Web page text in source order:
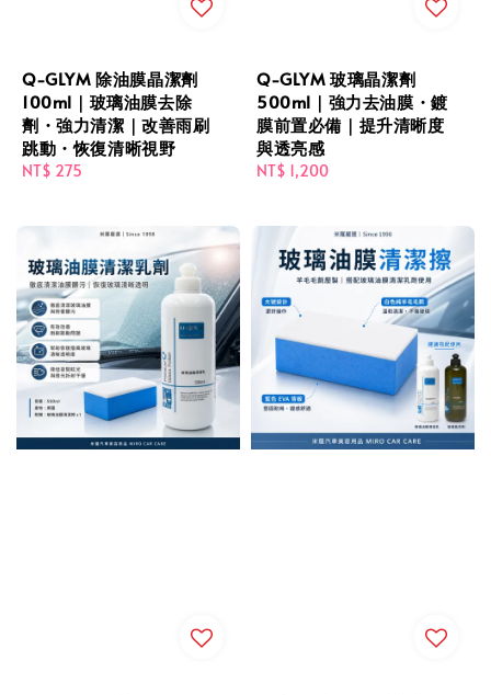
Q-GLYM 除油膜晶潔劑
100ml｜玻璃油膜去除
劑・強力清潔｜改善雨刷
跳動・恢復清晰視野
Regular
NT$ 275
Q-GLYM 玻璃晶潔劑
500ml｜強力去油膜・鍍
膜前置必備｜提升清晰度
與透亮感
Regular
NT$ 1,200